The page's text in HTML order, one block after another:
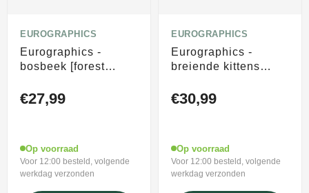
EUROGRAPHICS
Eurographics -
bosbeek [forest
stukjes 68×48cm
(b×h) - legpuzzel
€27,99
Op voorraad
Voor 12:00 besteld, volgende
werkdag verzonden
EUROGRAPHICS
Eurographics -
breiende kittens
xl stukjes 68×48cm
(b×h) - familie
€30,99
Op voorraad
Voor 12:00 besteld, volgende
werkdag verzonden